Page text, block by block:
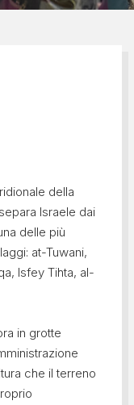
Tesseramento 2026
della
Israele dai
delle più
at-Tuwani,
Isfey Tihta, al-
in grotte
che il terreno